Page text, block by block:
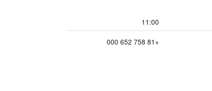
11:00
+81 758 652 000